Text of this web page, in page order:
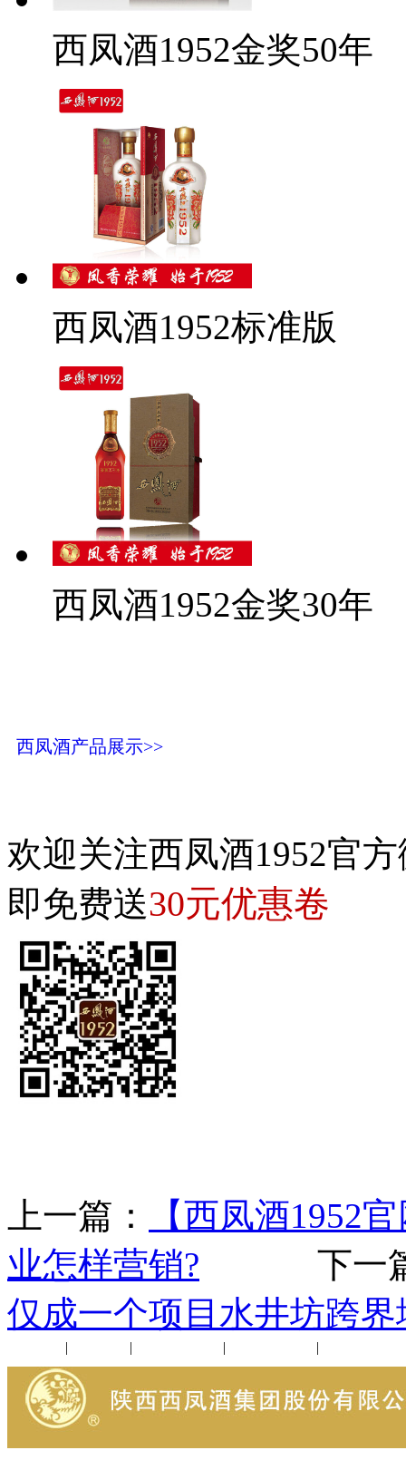
西凤酒1952金奖50年
西凤酒1952标准版
西凤酒1952金奖30年
西凤酒产品展示>>
欢迎关注西凤酒1952官
即免费送30元优惠卷
上一篇：
【西凤酒1952
业怎样营销? 下一
仅成一个项目水井坊跨
| | | |